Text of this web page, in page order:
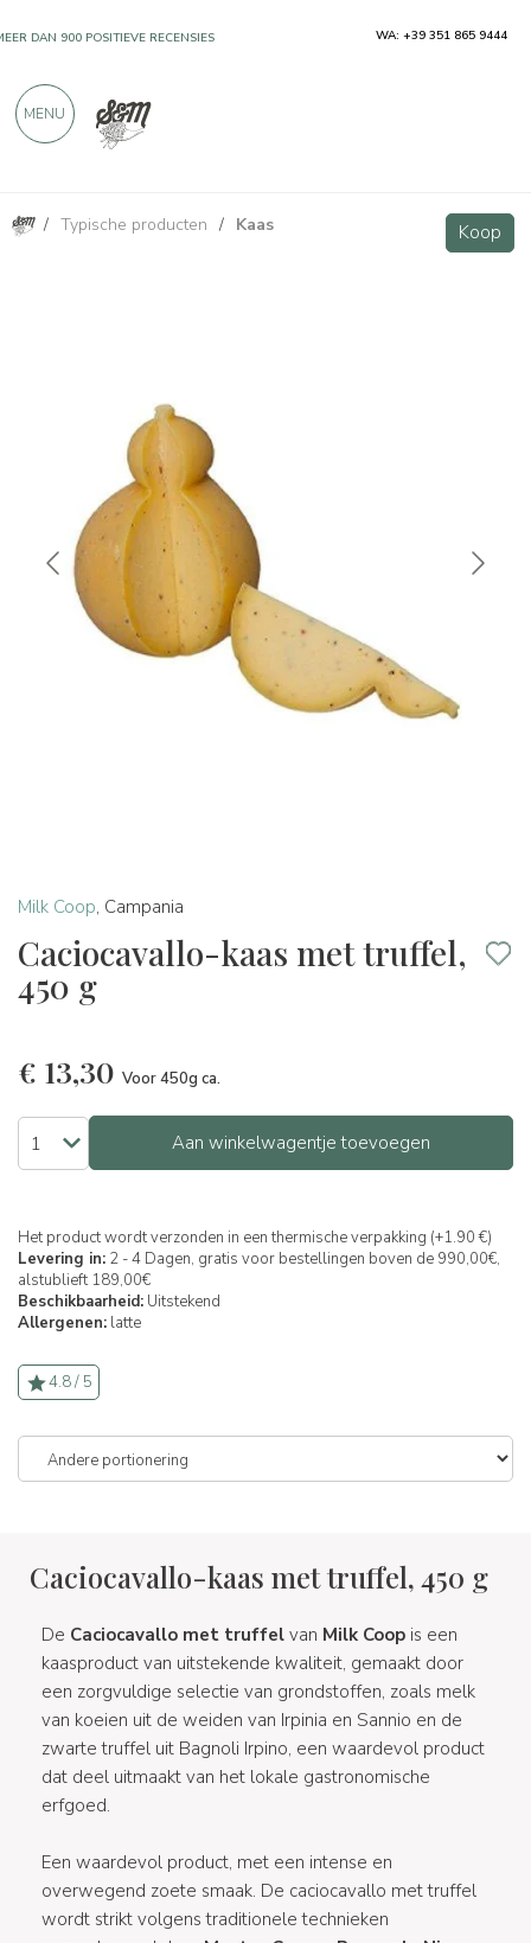
/ Typische producten / Kaas Koop
Milk Coop, Campania
Caciocavallo-kaas met truffel,
450 g
€ 13,30 Voor 450g ca.
Aan winkelwagentje toevoegen
Het product wordt verzonden in een thermische verpakking (+1.90 €)
Levering in: 2 - 4 Dagen, gratis voor bestellingen boven de 990,00€,
alstublieft 189,00€
Beschikbaarheid: Uitstekend
Allergenen: latte
4.8 / 5
Caciocavallo-kaas met truffel, 450 g
De Caciocavallo met truffel van Milk Coop is een
kaasproduct van uitstekende kwaliteit, gemaakt door
een zorgvuldige selectie van grondstoffen, zoals melk
van koeien uit de weiden van Irpinia en Sannio en de
zwarte truffel uit Bagnoli Irpino, een waardevol product
dat deel uitmaakt van het lokale gastronomische
erfgoed.
Een waardevol product, met een intense en
overwegend zoete smaak. De caciocavallo met truffel
wordt strikt volgens traditionele technieken
Caciocavallo-kaas met truffel, 450 g Koop
DAN 900 POSITIEVE RECENSIES WA: +39 351 865 9444
MENU